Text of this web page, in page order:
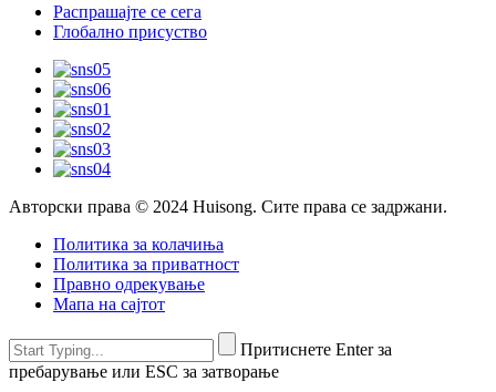
Распрашајте се сега
Глобално присуство
Авторски права © 2024 Huisong. Сите права се задржани.
Политика за колачиња
Политика за приватност
Правно одрекување
Мапа на сајтот
Притиснете Enter за
пребарување или ESC за затворање